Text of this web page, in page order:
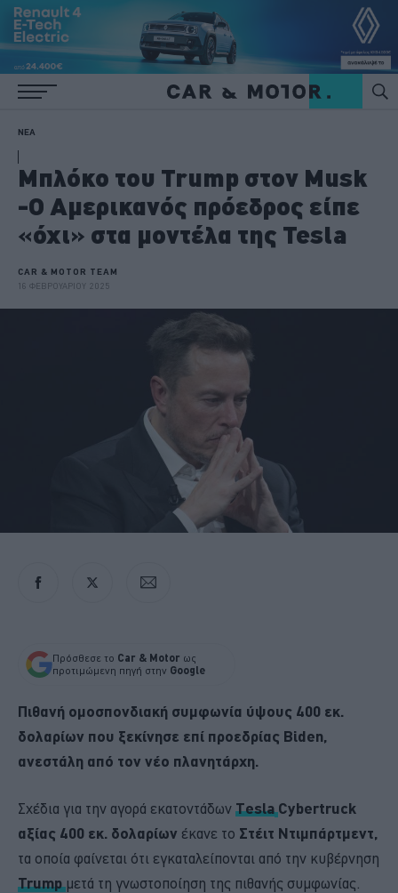
ΝΕΑ
Μπλόκο του Trump στον Musk
-Ο Αμερικανός πρόεδρος είπε
«όχι» στα μοντέλα της Tesla
CAR & MOTOR TEAM
16 ΦΕΒΡΟΥΑΡΙΟΥ 2025
Πρόσθεσε το Car & Motor ως
προτιμώμενη πηγή στην Google
Πιθανή ομοσπονδιακή συμφωνία ύψους 400 εκ.
δολαρίων που ξεκίνησε επί προεδρίας Biden,
ανεστάλη από τον νέο πλανητάρχη.
Σχέδια για την αγορά εκατοντάδων Tesla Cybertruck
αξίας 400 εκ. δολαρίων έκανε το Στέιτ Ντιμπάρτμεντ,
τα οποία φαίνεται ότι εγκαταλείπονται από την κυβέρνηση
Trumpμετά τη γνωστοποίηση της πιθανής συμφωνίας.